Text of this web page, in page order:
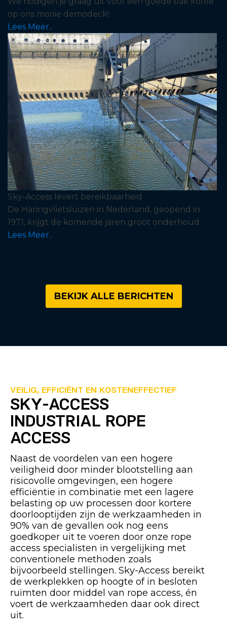
op ons mooie demodeck!
Lees Meer..
Sky-Access levert bereikbaarheid
De Haringvlietsluizen in Nederland, geopend in
1971, krijgt de komende jaren groot onderhoud
Lees Meer..
BEKIJK ALLE BERICHTEN
VEILIG, EFFICIËNT EN KOSTENEFFECTIEF
SKY-ACCESS
INDUSTRIAL ROPE
ACCESS
Naast de voordelen van een hogere
veiligheid door minder blootstelling aan
risicovolle omgevingen, een hogere
efficiëntie in combinatie met een lagere
belasting op uw processen door kortere
doorlooptijden zijn de werkzaamheden in
90% van de gevallen ook nog eens
goedkoper uit te voeren door onze rope
access specialisten in vergelijking met
conventionele methoden zoals
bijvoorbeeld stellingen. Sky-Access bereikt
de werkplekken op hoogte of in besloten
ruimten door middel van rope access, én
voert de werkzaamheden daar ook direct
uit.